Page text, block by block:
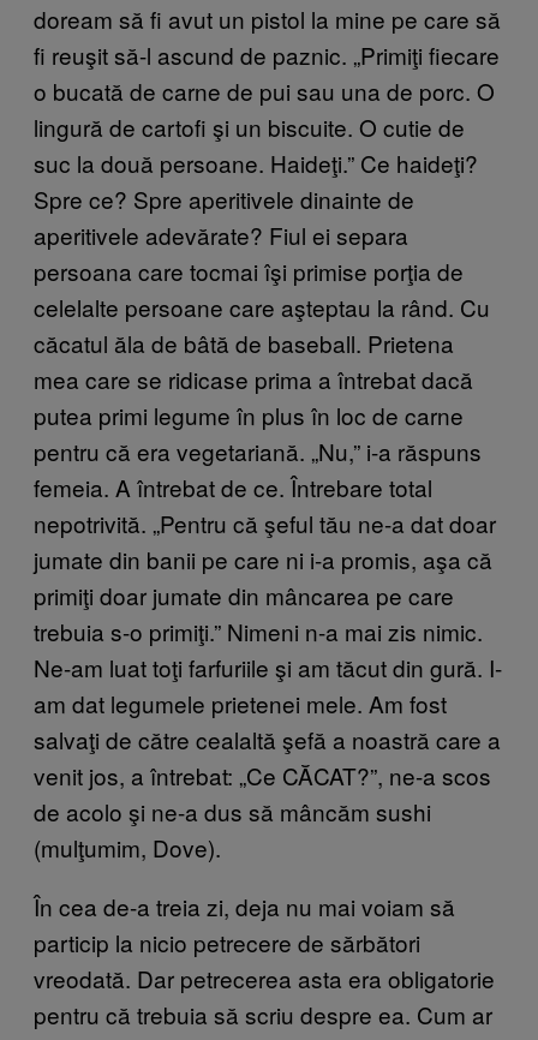
doream să fi avut un pistol la mine pe care să
fi reuşit să-l ascund de paznic. „Primiţi fiecare
o bucată de carne de pui sau una de porc. O
lingură de cartofi şi un biscuite. O cutie de
suc la două persoane. Haideţi.” Ce haideţi?
Spre ce? Spre aperitivele dinainte de
aperitivele adevărate? Fiul ei separa
persoana care tocmai îşi primise porţia de
celelalte persoane care aşteptau la rând. Cu
căcatul ăla de bâtă de baseball. Prietena
mea care se ridicase prima a întrebat dacă
putea primi legume în plus în loc de carne
pentru că era vegetariană. „Nu,” i-a răspuns
femeia. A întrebat de ce. Întrebare total
nepotrivită. „Pentru că şeful tău ne-a dat doar
jumate din banii pe care ni i-a promis, aşa că
primiţi doar jumate din mâncarea pe care
trebuia s-o primiţi.” Nimeni n-a mai zis nimic.
Ne-am luat toţi farfuriile şi am tăcut din gură. I-
am dat legumele prietenei mele. Am fost
salvaţi de către cealaltă şefă a noastră care a
venit jos, a întrebat: „Ce CĂCAT?”, ne-a scos
de acolo şi ne-a dus să mâncăm sushi
(mulţumim, Dove).
În cea de-a treia zi, deja nu mai voiam să
particip la nicio petrecere de sărbători
vreodată. Dar petrecerea asta era obligatorie
pentru că trebuia să scriu despre ea. Cum ar